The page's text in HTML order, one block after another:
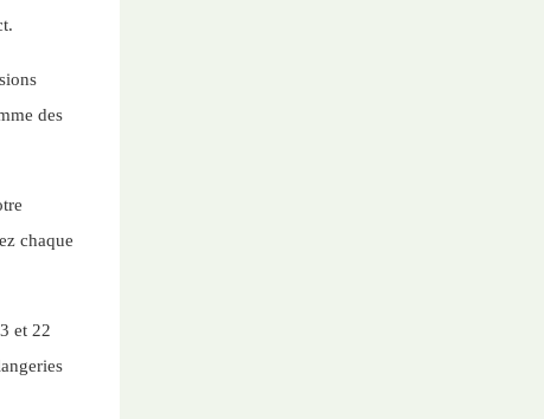
des
chaque
et 22